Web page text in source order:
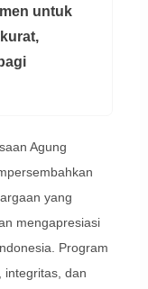
untuk
Agung
yang
mengapresiasi
Program
integritas, dan